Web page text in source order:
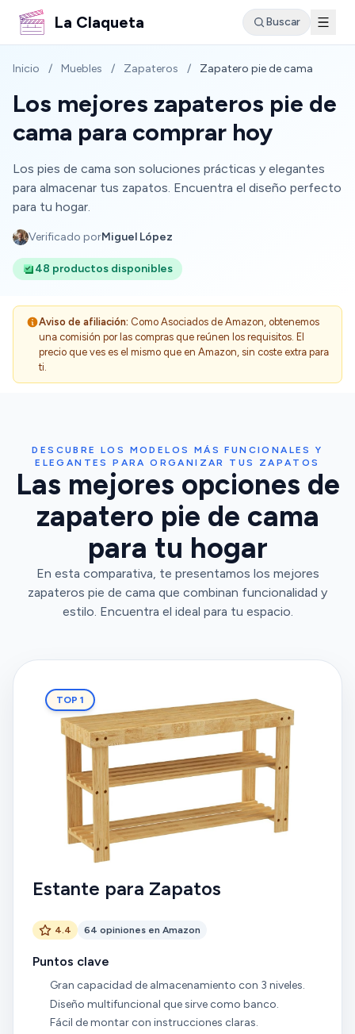
La Claqueta Buscar
Inicio / Muebles / Zapateros / Zapatero pie de cama
Los mejores zapateros pie de
cama para comprar hoy
Los pies de cama son soluciones prácticas y elegantes
para almacenar tus zapatos. Encuentra el diseño perfecto
para tu hogar.
Verificado porMiguel López
48 productos disponibles
Aviso de afiliación: Como Asociados de Amazon, obtenemos
una comisión por las compras que reúnen los requisitos. El
precio que ves es el mismo que en Amazon, sin coste extra para
ti.
DESCUBRE LOS MODELOS MÁS FUNCIONALES Y
ELEGANTES PARA ORGANIZAR TUS ZAPATOS
Las mejores opciones de
zapatero pie de cama
para tu hogar
En esta comparativa, te presentamos los mejores
zapateros pie de cama que combinan funcionalidad y
estilo. Encuentra el ideal para tu espacio.
TOP 1
Estante para Zapatos
4.4 64 opiniones en Amazon
Puntos clave
Gran capacidad de almacenamiento con 3 niveles.
Diseño multifuncional que sirve como banco.
Fácil de montar con instrucciones claras.